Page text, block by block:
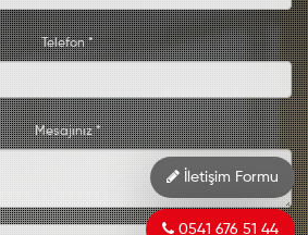
Telefon *
Mesajınız *
İletişim Formu
0541 676 51 44